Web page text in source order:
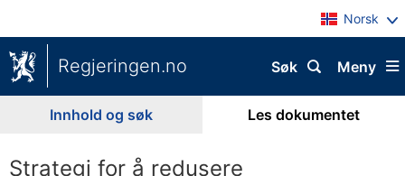
Norsk
Regjeringen.no Meny
Søk
Innhold og søk Les dokumentet
Strategi for å redusere